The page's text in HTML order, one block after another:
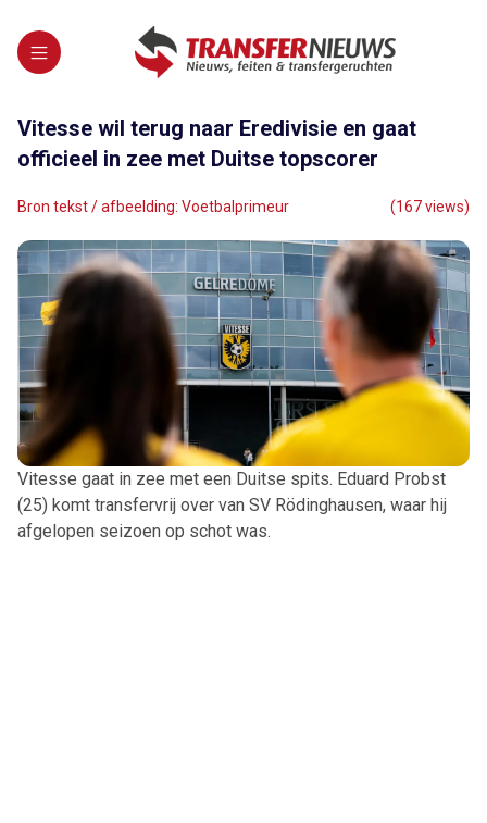
Vitesse wil terug naar Eredivisie en gaat
officieel in zee met Duitse topscorer
Bron tekst / afbeelding: Voetbalprimeur (167 views)
Vitesse gaat in zee met een Duitse spits. Eduard Probst
(25) komt transfervrij over van SV Rödinghausen, waar hij
afgelopen seizoen op schot was.